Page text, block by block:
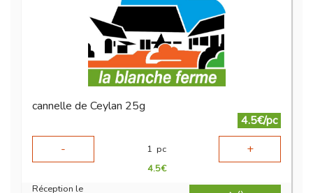
cannelle de Ceylan 25g
4.5€/pc
-
1 pc +
4.5€
Réception le